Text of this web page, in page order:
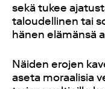
sekä tukee
taloudellinen tai
hänen elämänsä
Näiden erojen
aseta moraalisia